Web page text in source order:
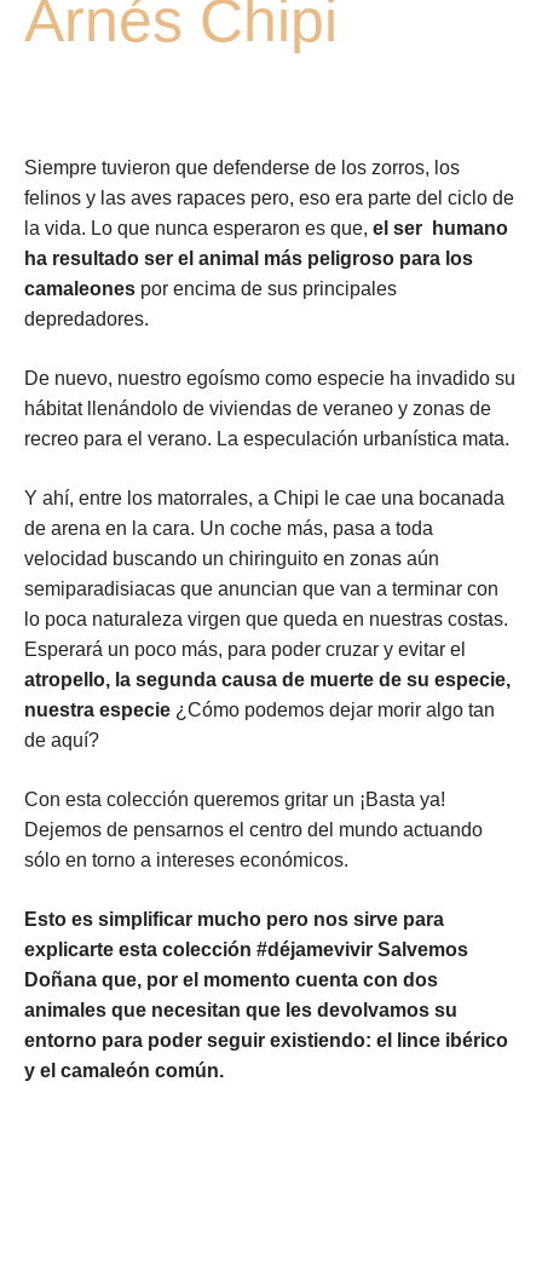
Arnés Chipi
Siempre tuvieron que defenderse de los zorros, los
felinos y las aves rapaces pero, eso era parte del ciclo de
la vida. Lo que nunca esperaron es que, el ser
humano
ha resultado ser el animal más peligroso para los
camaleones por encima de sus principales
depredadores.
De nuevo, nuestro egoísmo como especie ha invadido su
hábitat llenándolo de viviendas de veraneo y zonas de
recreo para el verano. La especulación urbanística mata.
Y ahí, entre los matorrales, a Chipi le cae una bocanada
de arena en la cara. Un coche más, pasa a toda
velocidad buscando un chiringuito en zonas aún
semiparadisiacas que anuncian que van a terminar con
lo poca naturaleza virgen que queda en nuestras costas.
Esperará un poco más, para poder cruzar y evitar el
atropello, la segunda causa de muerte de su especie,
nuestra especie ¿Cómo podemos dejar morir algo tan
de aquí?
Con esta colección queremos gritar un ¡Basta ya!
Dejemos de pensarnos el centro del mundo actuando
sólo en torno a intereses económicos.
Esto es simplificar mucho pero nos sirve para
explicarte esta colección #déjamevivir Salvemos
Doñana que, por el momento cuenta con dos
animales que necesitan que les devolvamos su
entorno para poder seguir existiendo: el lince ibérico
y el camaleón común.